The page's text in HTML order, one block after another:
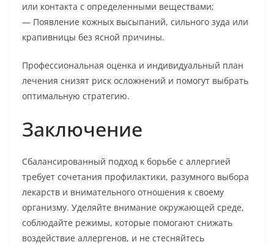
или контакта с определенными веществами;
— Появление кожных высыпаний, сильного зуда или
крапивницы без ясной причины.
Профессиональная оценка и индивидуальный план
лечения снизят риск осложнений и помогут выбрать
оптимальную стратегию.
Заключение
Сбалансированный подход к борьбе с аллергией
требует сочетания профилактики, разумного выбора
лекарств и внимательного отношения к своему
организму. Уделяйте внимание окружающей среде,
соблюдайте режимы, которые помогают снижать
воздействие аллергенов, и не стесняйтесь